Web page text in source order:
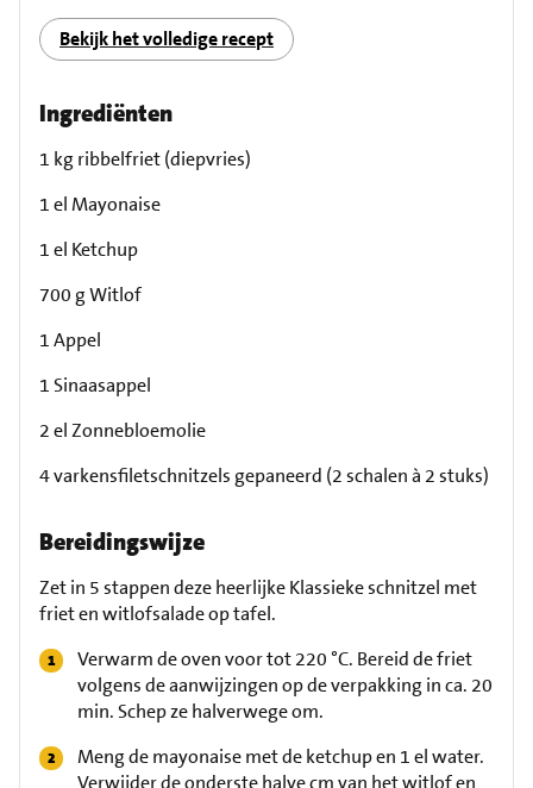
Bekijk het volledige recept
Ingrediënten
1 kg ribbelfriet (diepvries)
1 el Mayonaise
1 el Ketchup
700 g Witlof
1 Appel
1 Sinaasappel
2 el Zonnebloemolie
4 varkensfiletschnitzels gepaneerd (2 schalen à 2 stuks)
Bereidingswijze
Zet in 5 stappen deze heerlijke Klassieke schnitzel met
friet en witlofsalade op tafel.
Verwarm de oven voor tot 220 °C. Bereid de friet
volgens de aanwijzingen op de verpakking in ca. 20
min. Schep ze halverwege om.
Meng de mayonaise met de ketchup en 1 el water.
Verwijder de onderste halve cm van het witlof en